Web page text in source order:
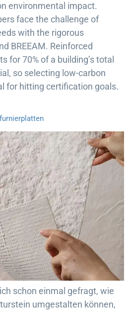
environmental impact.
face the challenge of
with the rigorous
BREEAM. Reinforced
for 70% of a building’s total
so selecting low-carbon
for hitting certification goals.
schon einmal gefragt, wie
umgestalten können,